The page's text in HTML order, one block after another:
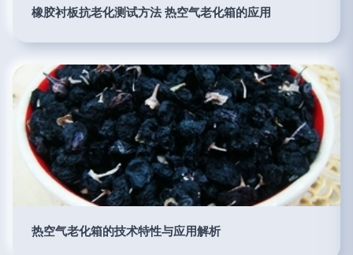
橡胶衬板抗老化测试方法 热空气老化箱的应用
热空气老化箱的技术特性与应用解析